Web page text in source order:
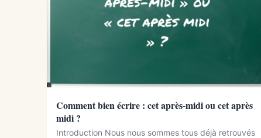
Comment bien écrire : cet après-midi ou cet après
midi ?
Introduction Nous nous sommes tous déjà retrouvés